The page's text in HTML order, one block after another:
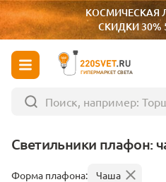
КОСМИЧЕСКАЯ
СКИДКИ 30%
ГИПЕРМАРКЕТ СВЕТА
Светильники плафон:
Форма плафона: Чаша